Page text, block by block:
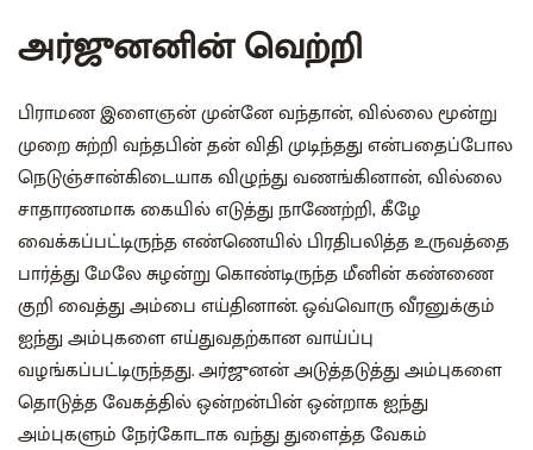
அர்ஜுனனின் வெற்றி
பிராமண இளைஞன் முன்னே வந்தான், வில்லை மூன்று
முறை சுற்றி வந்தபின் தன் விதி முடிந்தது என்பதைப்போல
நெடுஞ்சான்கிடையாக விழுந்து வணங்கினான், வில்லை
சாதாரணமாக கையில் எடுத்து நாணேற்றி, கீழே
வைக்கப்பட்டிருந்த எண்ணெயில் பிரதிபலித்த உருவத்தை
பார்த்து மேலே சுழன்று கொண்டிருந்த மீனின் கண்ணை
குறி வைத்து அம்பை எய்தினான்‌. ஒவ்வொரு வீரனுக்கும்
ஐந்து அம்புகளை எய்துவதற்கான வாய்ப்பு
வழங்கப்பட்டிருந்தது. அர்ஜுனன் அடுத்தடுத்து அம்புகளை
தொடுத்த வேகத்தில் ஒன்றன்பின் ஒன்றாக ஐந்து
அம்புகளும் நேர்கோடாக வந்து துளைத்த வேகம்